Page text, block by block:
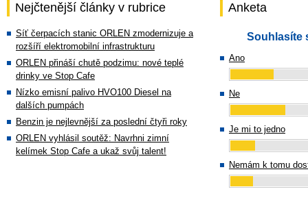
Nejčtenější články v rubrice
Síť čerpacích stanic ORLEN zmodernizuje a
rozšíří elektromobilní infrastrukturu
ORLEN přináší chutě podzimu: nové teplé
drinky ve Stop Cafe
Nízko emisní palivo HVO100 Diesel na
dalších pumpách
Benzin je nejlevnější za poslední čtyři roky
ORLEN vyhlásil soutěž: Navrhni zimní
kelímek Stop Cafe a ukaž svůj talent!
Anketa
Souhlasíte
Ano
Ne
Je mi to jedno
Nemám k tomu